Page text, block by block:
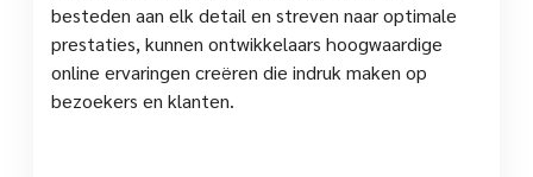
besteden aan elk detail en streven naar optimale
prestaties, kunnen ontwikkelaars hoogwaardige
online ervaringen creëren die indruk maken op
bezoekers en klanten.